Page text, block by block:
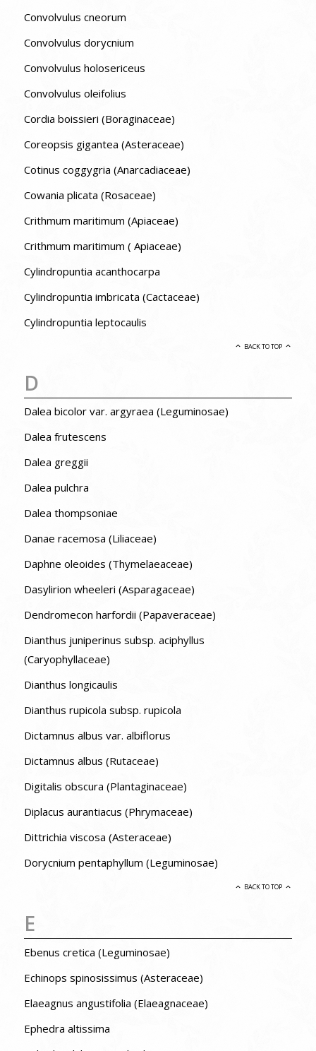
Convolvulus cneorum
Convolvulus dorycnium
Convolvulus holosericeus
Convolvulus oleifolius
Cordia boissieri (Boraginaceae)
Coreopsis gigantea (Asteraceae)
Cotinus coggygria (Anarcadiaceae)
Cowania plicata (Rosaceae)
Crithmum maritimum (Apiaceae)
Crithmum maritimum ( Apiaceae)
Cylindropuntia acanthocarpa
Cylindropuntia imbricata (Cactaceae)
Cylindropuntia leptocaulis
BACK TO TOP
D
Dalea bicolor var. argyraea (Leguminosae)
Dalea frutescens
Dalea greggii
Dalea pulchra
Dalea thompsoniae
Danae racemosa (Liliaceae)
Daphne oleoides (Thymelaeaceae)
Dasylirion wheeleri (Asparagaceae)
Dendromecon harfordii (Papaveraceae)
Dianthus juniperinus subsp. aciphyllus
(Caryophyllaceae)
Dianthus longicaulis
Dianthus rupicola subsp. rupicola
Dictamnus albus var. albiflorus
Dictamnus albus (Rutaceae)
Digitalis obscura (Plantaginaceae)
Diplacus aurantiacus (Phrymaceae)
Dittrichia viscosa (Asteraceae)
Dorycnium pentaphyllum (Leguminosae)
BACK TO TOP
E
Ebenus cretica (Leguminosae)
Echinops spinosissimus (Asteraceae)
Elaeagnus angustifolia (Elaeagnaceae)
Ephedra altissima